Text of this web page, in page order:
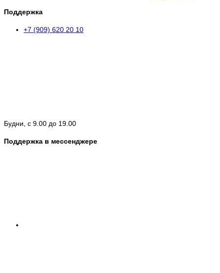
Поддержка
+7 (909) 620 20 10
Будни, с 9.00 до 19.00
Поддержка в мессенджере